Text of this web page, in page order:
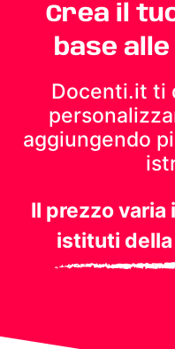
Crea il
base
Docenti.it ti
aggiungendo
Il prezzo varia
istituti